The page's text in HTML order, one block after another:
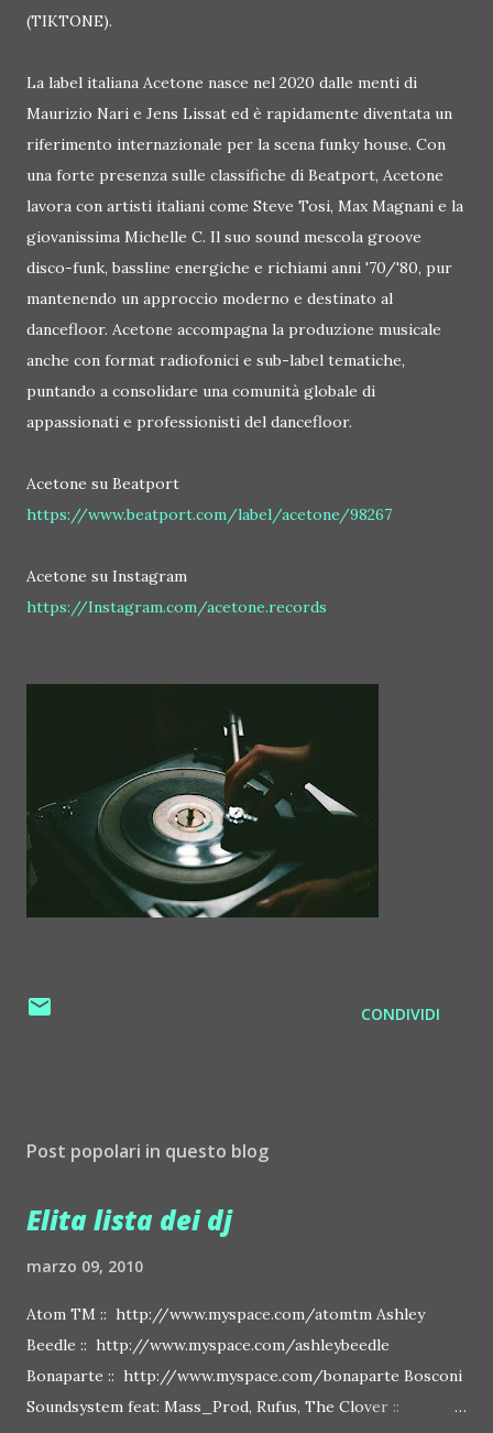
(TIKTONE).
La label italiana Acetone nasce nel 2020 dalle menti di
Maurizio Nari e Jens Lissat ed è rapidamente diventata un
riferimento internazionale per la scena funky house. Con
una forte presenza sulle classifiche di Beatport, Acetone
lavora con artisti italiani come Steve Tosi, Max Magnani e la
giovanissima Michelle C. Il suo sound mescola groove
disco-funk, bassline energiche e richiami anni '70/'80, pur
mantenendo un approccio moderno e destinato al
dancefloor. Acetone accompagna la produzione musicale
anche con format radiofonici e sub-label tematiche,
puntando a consolidare una comunità globale di
appassionati e professionisti del dancefloor.
Acetone su Beatport
https://www.beatport.com/label/acetone/98267
Acetone su Instagram
https://Instagram.com/acetone.records
CONDIVIDI
Post popolari in questo blog
Elita lista dei dj
marzo 09, 2010
Atom TM :: http://www.myspace.com/atomtm Ashley
Beedle :: http://www.myspace.com/ashleybeedle
Bonaparte :: http://www.myspace.com/bonaparte Bosconi
Soundsystem feat: Mass_Prod, Rufus, The Clover ::